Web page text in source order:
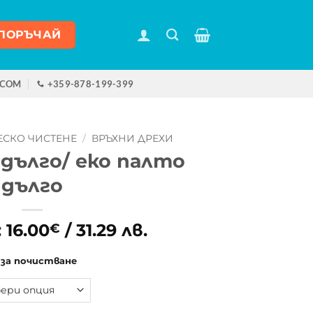
+359-878-199-399
ЧИСТЕНЕ / ВРЪХНИ ДРЕХИ
еко палто
дълго
16.00€ / 31.29 лв.
почистване